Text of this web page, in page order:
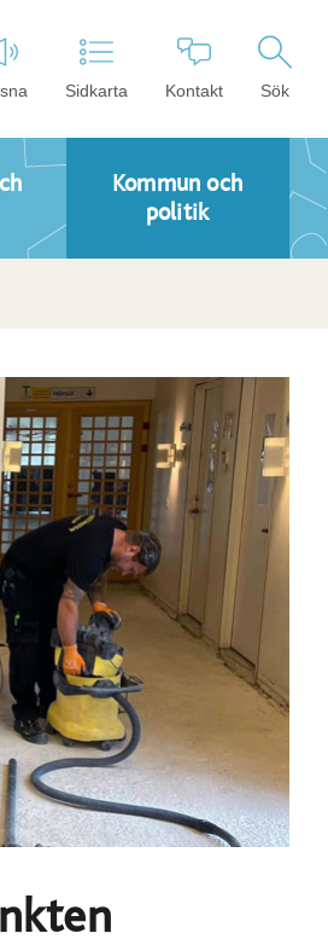
Sidkarta Kontakt Sök
Kommun och
politik